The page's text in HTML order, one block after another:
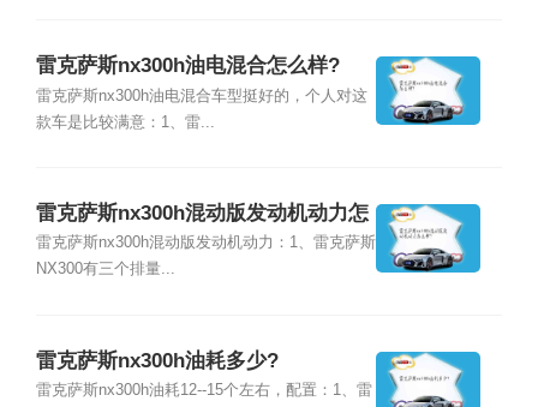
雷克萨斯nx300h油电混合怎么样?
雷克萨斯nx300h油电混合车型挺好的，个人对这
款车是比较满意：1、雷...
雷克萨斯nx300h混动版发动机动力怎
么样?
雷克萨斯nx300h混动版发动机动力：1、雷克萨斯
NX300有三个排量...
雷克萨斯nx300h油耗多少?
雷克萨斯nx300h油耗12--15个左右，配置：1、雷